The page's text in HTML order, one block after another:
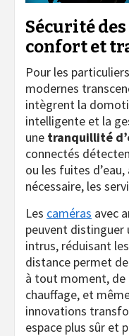
Sécurité
confort et
Pour les
modernes
intègrent la
intelligente et la
une tranquillité
connectés
ou les fuites
nécessaire, les
Les caméras avec
peuvent distinguer
intrus, réduisant
distance permet
à tout moment, de
chauffage, et
innovations
espace plus sûr et